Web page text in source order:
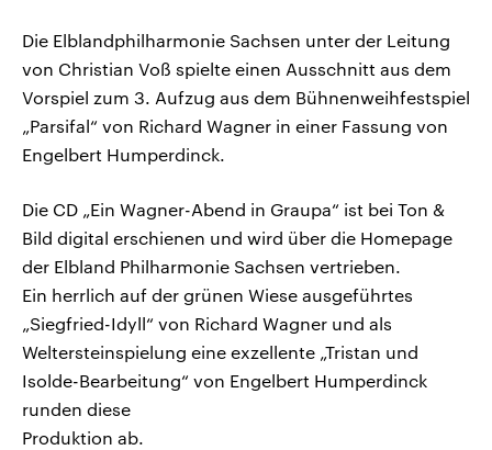
Die Elblandphilharmonie Sachsen unter der Leitung
von Christian Voß spielte einen Ausschnitt aus dem
Vorspiel zum 3. Aufzug aus dem Bühnenweihfestspiel
„Parsifal“ von Richard Wagner in einer Fassung von
Engelbert Humperdinck.
Die CD „Ein Wagner-Abend in Graupa“ ist bei Ton &
Bild digital erschienen und wird über die Homepage
der Elbland Philharmonie Sachsen vertrieben.
Ein herrlich auf der grünen Wiese ausgeführtes
„Siegfried-Idyll“ von Richard Wagner und als
Weltersteinspielung eine exzellente „Tristan und
Isolde-Bearbeitung“ von Engelbert Humperdinck
runden diese
Produktion ab.